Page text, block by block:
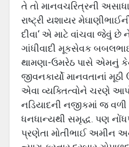
તે તો માનવચરિત્રની
રાષ્ટ્રી યશાયર
દીવા‘ એ માટે વાંચવા જેવું
ગાંધીવાદી મૂકસેવક
થામણા-ઉમરેઠ પાસે એમનું
જીવનકાર્યો માનવતાનાં
એવા વ્યક્તિત્વોને ચરણે
નડિયાદની નજીકમાં જ
ધનધાન્યથી સમૃદ્ધ. પણ
પ્રણેતા મોતીભાઈ અમીન